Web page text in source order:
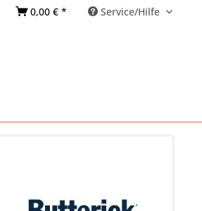
0,00 € * Service/Hilfe